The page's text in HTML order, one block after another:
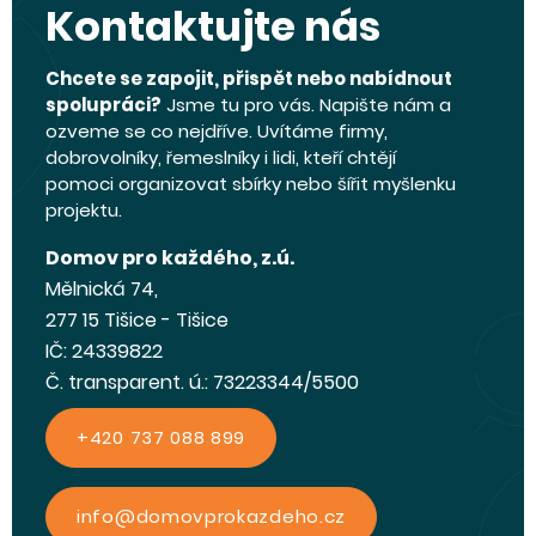
Kontaktujte nás
Chcete se zapojit, přispět nebo nabídnout
spolupráci? Jsme tu pro vás. Napište nám a
ozveme se co nejdříve. Uvítáme firmy,
dobrovolníky, řemeslníky i lidi, kteří chtějí
pomoci organizovat sbírky nebo šířit myšlenku
projektu.
Domov pro každého, z.ú.
Mělnická 74,
277 15 Tišice - Tišice
IČ: 24339822
Č. transparent. ú.: 73223344/5500
+420 737 088 899
info@domovprokazdeho.cz